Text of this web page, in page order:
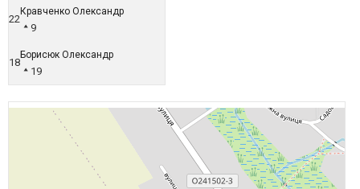
22
Кравченко Олександр
9
18
Борисюк Олександр
19